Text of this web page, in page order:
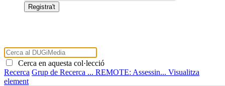
Cerca en aquesta col·lecció
Recerca Grup de Recerca ... REMOTE: Assessin... Visualitza
element